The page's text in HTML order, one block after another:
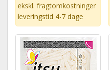
ekskl. fragtomkostninger
leveringstid 4-7 dage